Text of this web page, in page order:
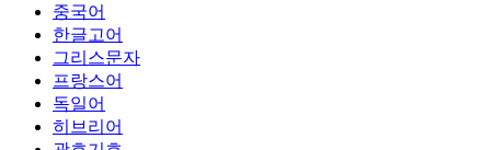
중국어
한글고어
그리스문자
프랑스어
독일어
히브리어